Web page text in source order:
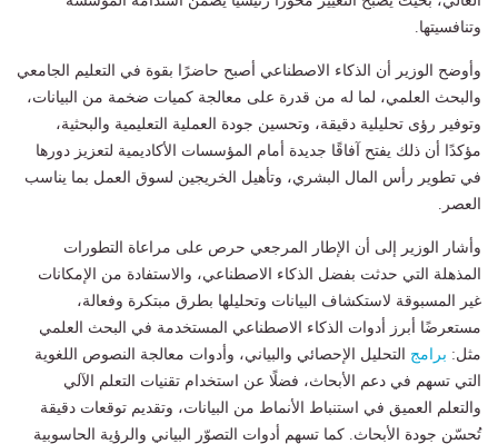
وتنافسيتها.
وأوضح الوزير أن الذكاء الاصطناعي أصبح حاضرًا بقوة في التعليم الجامعي
والبحث العلمي، لما له من قدرة على معالجة كميات ضخمة من البيانات،
وتوفير رؤى تحليلية دقيقة، وتحسين جودة العملية التعليمية والبحثية،
مؤكدًا أن ذلك يفتح آفاقًا جديدة أمام المؤسسات الأكاديمية لتعزيز دورها
في تطوير رأس المال البشري، وتأهيل الخريجين لسوق العمل بما يناسب
العصر.
وأشار الوزير إلى أن الإطار المرجعي حرص على مراعاة التطورات
المذهلة التي حدثت بفضل الذكاء الاصطناعي، والاستفادة من الإمكانات
غير المسبوقة لاستكشاف البيانات وتحليلها بطرق مبتكرة وفعالة،
مستعرضًا أبرز أدوات الذكاء الاصطناعي المستخدمة في البحث العلمي
مثل: برامج التحليل الإحصائي والبياني، وأدوات معالجة النصوص اللغوية
التي تسهم في دعم الأبحاث، فضلًا عن استخدام تقنيات التعلم الآلي
والتعلم العميق في استنباط الأنماط من البيانات، وتقديم توقعات دقيقة
تُحسّن جودة الأبحاث. كما تسهم أدوات التصوّر البياني والرؤية الحاسوبية